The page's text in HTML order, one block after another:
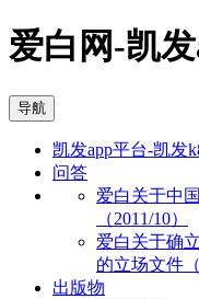
爱白网-凯
导航
凯发app平台-凯发
问答
爱白关于中
（2011/10）
爱白关于确
的立场文件（
出版物